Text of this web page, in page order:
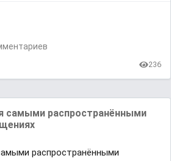
236
самыми распространёнными
распространёнными